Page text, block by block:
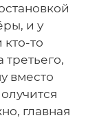
и у
кто-то
третьего,
вместо
главная